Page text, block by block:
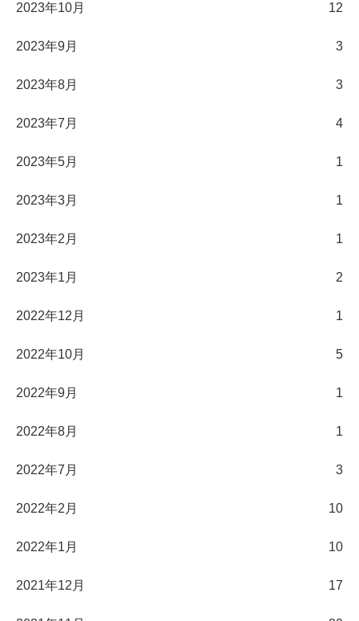
2023年10月 12
2023年9月 3
2023年8月 3
2023年7月 4
2023年5月 1
2023年3月 1
2023年2月 1
2023年1月 2
2022年12月 1
2022年10月 5
2022年9月 1
2022年8月 1
2022年7月 3
2022年2月 10
2022年1月 10
2021年12月 17